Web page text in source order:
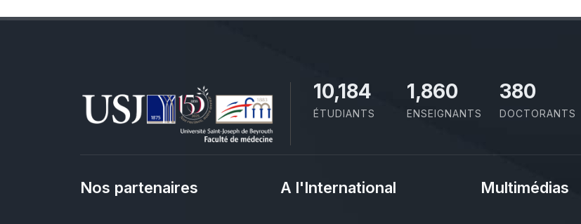
11,727
ÉTUDIANTS
2,142
ENSEIGNANTS
437
DOCTORANTS
Nos partenaires A l'International Multimédias